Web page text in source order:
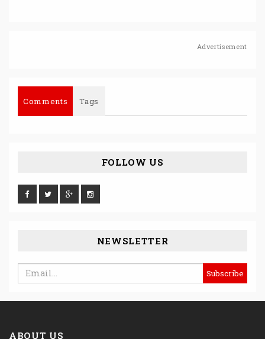
Advertisement
Comments Tags
FOLLOW US
NEWSLETTER
ABOUT US